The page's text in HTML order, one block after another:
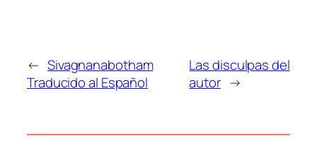
← Sivagnanabotham
Traducido al Español
Las disculpas del
autor →